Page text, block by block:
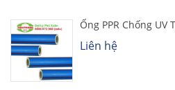
Ống PPR Chống UV
Liên hệ